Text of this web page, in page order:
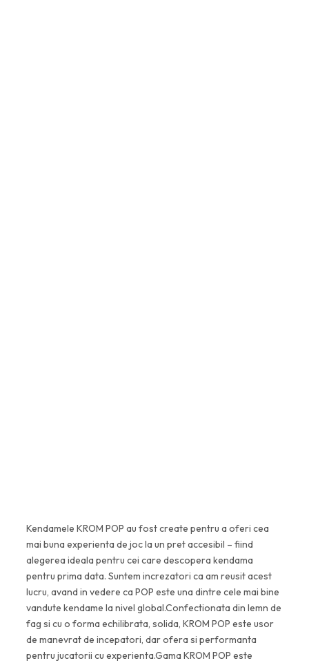
Kendamele KROM POP au fost create pentru a oferi cea
mai buna experienta de joc la un pret accesibil – fiind
alegerea ideala pentru cei care descopera kendama
pentru prima data. Suntem increzatori ca am reusit acest
lucru, avand in vedere ca POP este una dintre cele mai bine
vandute kendame la nivel global.Confectionata din lemn de
fag si cu o forma echilibrata, solida, KROM POP este usor
de manevrat de incepatori, dar ofera si performanta
pentru jucatorii cu experienta.Gama KROM POP este